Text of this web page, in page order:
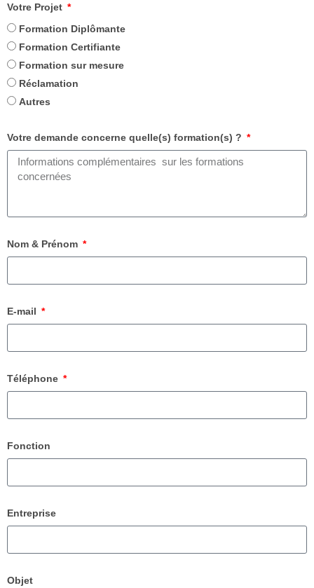
Votre Projet
Formation Diplômante
Formation Certifiante
Formation sur mesure
Réclamation
Autres
Votre demande concerne quelle(s) formation(s) ?
Nom & Prénom
E-mail
Téléphone
Fonction
Entreprise
Objet